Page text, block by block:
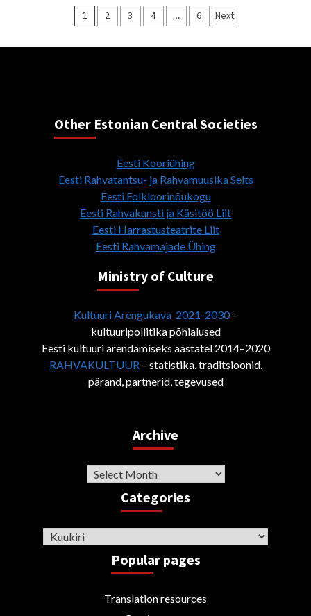
Posts
1 2 3 4 … 6 Next
Other Estonian Central Societies
Eesti Kooriühing
Eesti Rahvatantsu- ja Rahvamuusika Selts
Eesti Folkloorinõukogu
Eesti Rahvakunsti ja Käsitöö Liit
Eesti Harrastusteatrite Liit
Eesti Rahvamajade Ühing
Ministry of Culture
Kultuuri Arengukava 2021-2030–
kultuuripoliitika põhialused
Eesti kultuuri arendamiseks aastatel 2014–2020
RAHVAKULTUUR– statistika, traditsioonid,
pärand, partnerid, tegevused
Archive
Archive
Categories
Categories
Popular pages
Translation resources